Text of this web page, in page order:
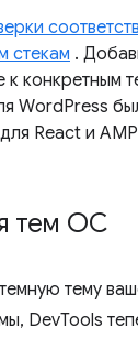
стекам .
конкретным
WordPress
React и
тем ОС
тему
DevTools